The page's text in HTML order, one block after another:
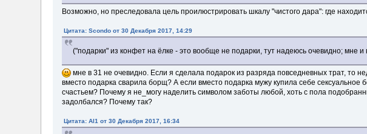
Возможно, но преследовала цель проилюстрировать шкалу "чистого дара": где
Цитата: Scondo от 30 Декабря 2017, 14:29
("подарки" из конфет на ёлке - это вообще не подарки, тут надеюсь очевидно; мне и
мне в 31 не очевидно. Если я сделала подарок из разряда повседневных трат, то
вместо подарка сварила борщ? А если вместо подарка мужу купила себе
счастьем? Почему я не_могу наделить символом заботы любой, хоть с пола
задолбался? Почему так?
Цитата: Al1 от 30 Декабря 2017, 16:34